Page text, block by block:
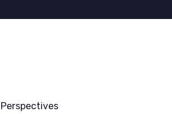
Perspectives